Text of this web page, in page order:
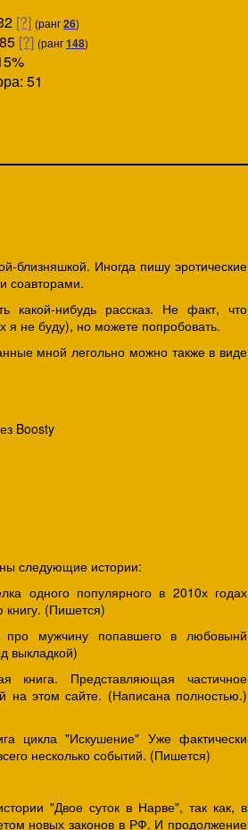
[?] (ранг26)
[?] (ранг148)
51
близняшкой. Иногда пишу эротические
соавторами.
какой-нибудь рассказ. Не факт, что
я не буду), но можете попробовать.
мной легольно можно также в виде
Boosty
следующие истории:
одного популярного в 2010х годах
книгу. (Пишется)
мужчину попавшего в любовынй
выкладкой)
Представляющая частичное
на этом сайте. (Написана полностью.)
цикла "Искушение" Уже фактически
несколько событий. (Пишется)
"Двое суток в Нарве", так как, в
новых законов в РФ. И продолжение